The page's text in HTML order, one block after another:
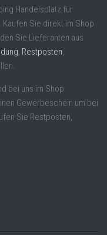
Handelsplatz für
Kaufen Sie direkt im Shop
Sie Lieferanten aus
, Restposten,
bei uns im Shop
Gewerbeschein um bei
Sie Restposten,